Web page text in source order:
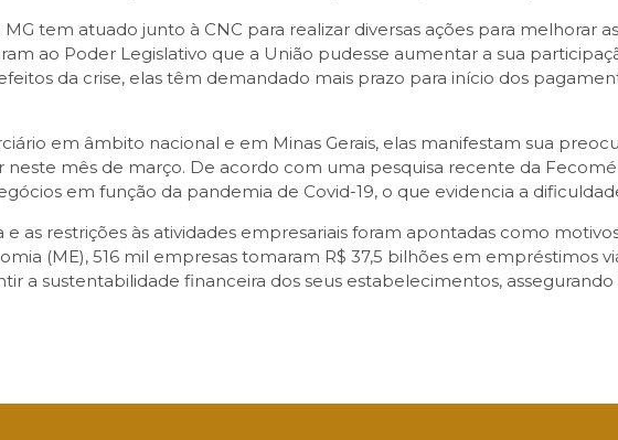
tem atuado junto à CNC para realizar diversas ações para melhorar
ao Poder Legislativo que a União pudesse aumentar a sua
da crise, elas têm demandado mais prazo para início dos
em âmbito nacional e em Minas Gerais, elas manifestam sua
mês de março. De acordo com uma pesquisa recente da
em função da pandemia de Covid-19, o que evidencia a
as restrições às atividades empresariais foram apontadas como
(ME), 516 mil empresas tomaram R$ 37,5 bilhões em empréstimos
a sustentabilidade financeira dos seus estabelecimentos,